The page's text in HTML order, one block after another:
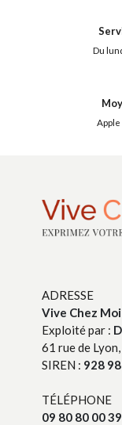
Du
Apple
ADRESSE
Vive Chez Moi
Exploité par :
61 rue de
SIREN : 928
TÉLÉPHONE
09 80 80 00 39